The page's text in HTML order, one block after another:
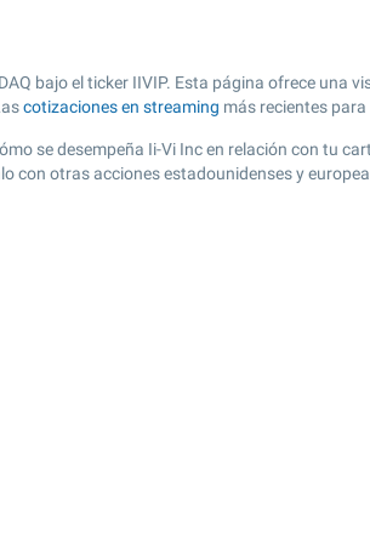
bajo el ticker IIVIP. Esta página ofrece una
cotizaciones en streaming más recientes para
se desempeña Ii-Vi Inc en relación con tu
con otras acciones estadounidenses y